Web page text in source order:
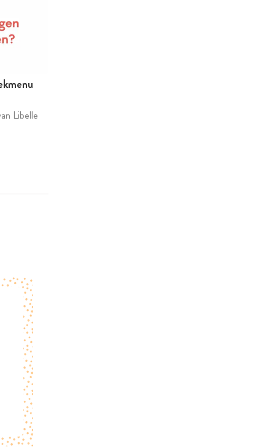
Libelle